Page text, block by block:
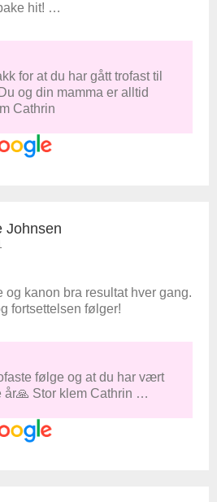
hit! …
for at du har gått trofast til
og din mamma er alltid
Cathrin
Johnsen
og kanon bra resultat hver gang.
fortsettelsen følger!
følge og at du har vært
hos meg i så mange år🙏 Stor klem Cathrin …